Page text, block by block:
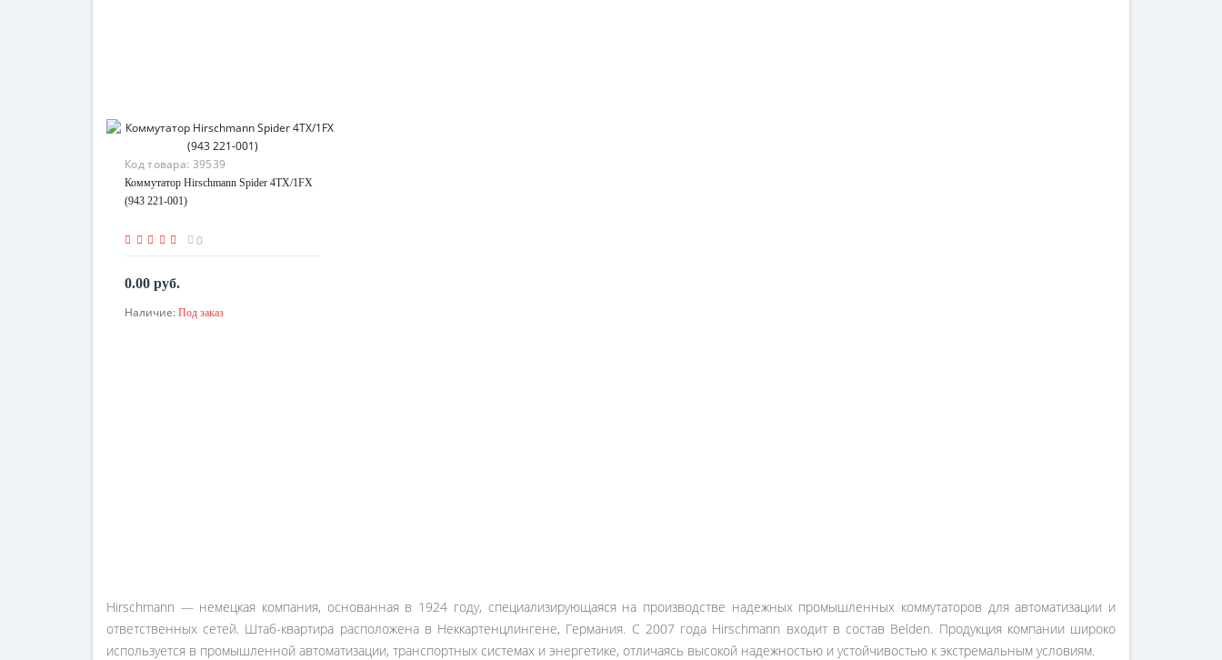
Код товара: 39539
Коммутатор Hirschmann Spider 4TX/1FX
(943 221-001)
0
0.00 руб.
По запросу
Наличие: Под заказ
Hirschmann — немецкая компания, основанная в 1924 году, специализирующаяся на производстве надежных промышленных коммутаторов для автоматизации и
ответственных сетей. Штаб-квартира расположена в Неккартенцлингене, Германия. С 2007 года Hirschmann входит в состав Belden. Продукция компании широко
используется в промышленной автоматизации, транспортных системах и энергетике, отличаясь высокой надежностью и устойчивостью к экстремальным условиям.